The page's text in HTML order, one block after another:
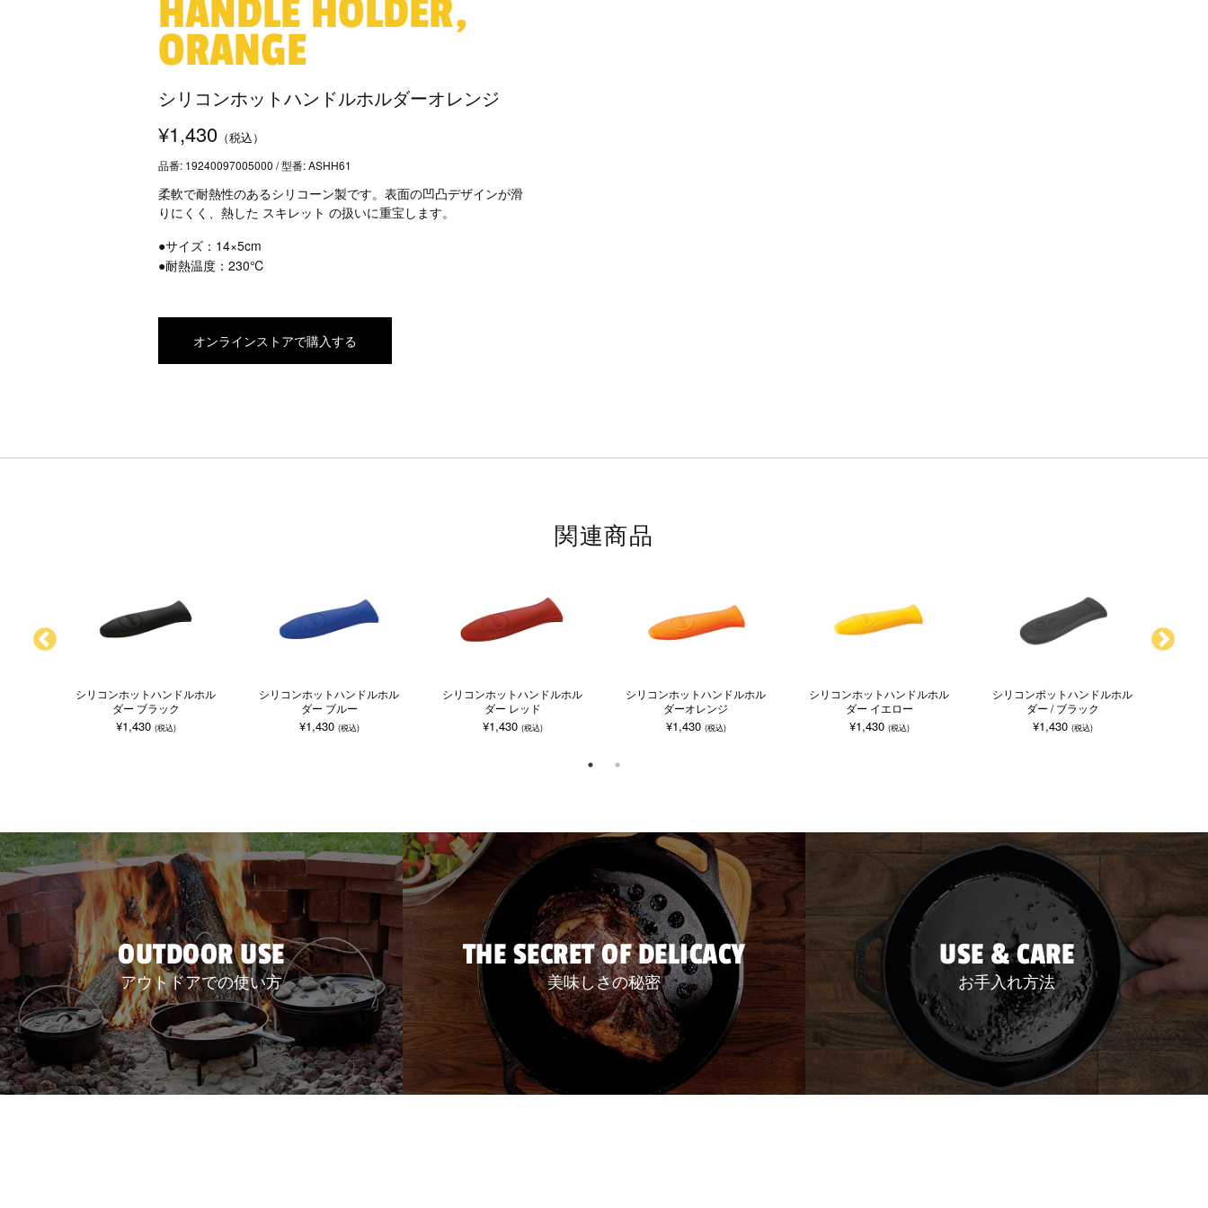
HANDLE HOLDER,
ORANGE
シリコンホットハンドルホルダーオレンジ
¥1,430（税込）
品番: 19240097005000 / 型番: ASHH61
柔軟で耐熱性のあるシリコーン製です。表面の凹凸デザインが滑
りにくく、熱した スキレット の扱いに重宝します。
●サイズ：14×5cm
●耐熱温度：230℃
オンラインストアで購入する
関連商品
シリコンホットハンドルホル
ダー ブラック
¥1,430 (税込)
シリコンホットハンドルホル
ダー ブルー
¥1,430 (税込)
シリコンホットハンドルホル
ダー レッド
¥1,430 (税込)
シリコンホットハンドルホル
ダーオレンジ
¥1,430 (税込)
シリコンホットハンドルホル
ダー イエロー
¥1,430 (税込)
シリコンポットハンドルホル
ダー / ブラック
¥1,430 (税込)
OUTDOOR USE
アウトドアでの使い方
THE SECRET OF DELICACY
美味しさの秘密
USE & CARE
お手入れ方法